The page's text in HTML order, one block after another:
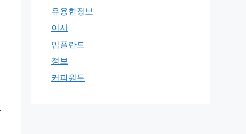
유용한정보
이사
임플란트
정보
커피원두